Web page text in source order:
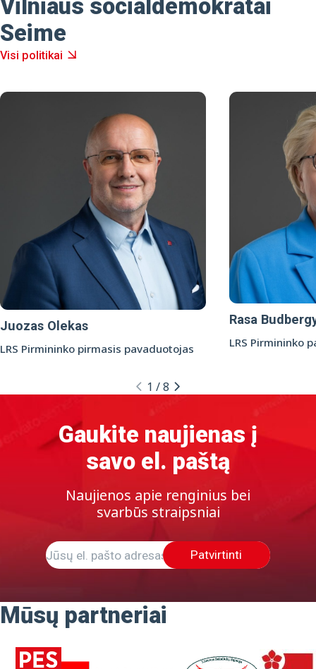
Vilniaus socialdemokratai
Seime
Visi politikai
Juozas Olekas
LRS Pirmininko pirmasis pavaduotojas
Rasa
LRS Pirmininko
1 /8
Gaukite naujienas į
savo el. paštą
Naujienos apie renginius bei
svarbūs straipsniai
Patvirtinti
Mūsų partneriai